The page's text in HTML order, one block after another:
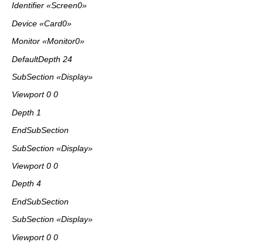
Identifier «Screen0»
Device «Card0»
Monitor «Monitor0»
DefaultDepth 24
SubSection «Display»
Viewport 0 0
Depth 1
EndSubSection
SubSection «Display»
Viewport 0 0
Depth 4
EndSubSection
SubSection «Display»
Viewport 0 0